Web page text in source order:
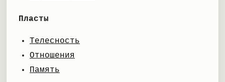
Пласты
Телесность
Отношения
Память